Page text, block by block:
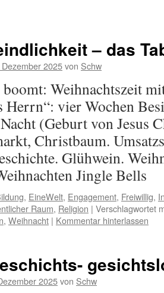
– das
2025von Schw
boomt: Weihnachtszeit
Herrn“: vier Wochen
(Geburt von Jesus
Christbaum.
Glühwein.
Jingle Bells
, EineWelt, Engagement, Freiwillig,
Raum, Religion | Verschlagwortet
, Weihnacht | Kommentar hinterlassen
2025von Schw